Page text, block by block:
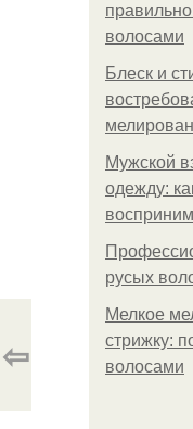
волосами
Блеск и
Мужской
одежду:
русых
Мелкое
стрижку:
волосами
⇦